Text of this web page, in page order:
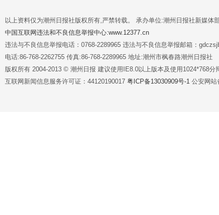
以上资料仅为潮州日报社版权所有,严禁转载。 承办单位:潮州日报社新媒体
中国互联网违法和不良信息举报中心:www.12377.cn
违法与不良信息举报电话：0768-2289965 违法与不良信息举报邮箱：
电话:86-768-2262755 传真:86-768-2289965 地址:潮州市枫春路潮州日报社
版权所有 2004-2013 © 潮州日报 建议使用IE8.0以上版本及使用1024*768分
互联网新闻信息服务许可证：44120190017 粤ICP备13030909号-1 公安网站